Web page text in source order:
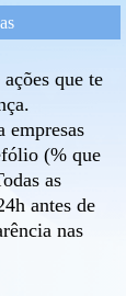
que te
empresas
(% que
as
antes de
nas